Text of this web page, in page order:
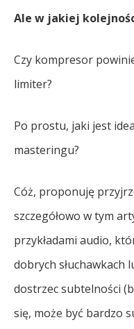
Ale w jakiej
Czy kompresor
limiter?
Po prostu, jaki jest
masteringu?
Cóż, proponuję
szczegółowo w tym
przykładami audio,
dobrych słuchawkach
dostrzec subtelności
się, może być bardzo